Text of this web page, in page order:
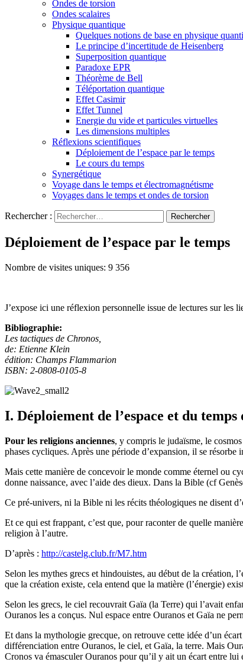
Ondes de torsion
Ondes scalaires
Physique quantique
Quelques notions de base en physique
Le principe d’incertitude de Heisenberg
Superposition quantique
Paradoxe EPR
Théorème de Bell
Téléportation quantique
Effet Casimir
Effet Tunnel
Energie du vide et particules virtuelles
Les dimensions multiples
Réflexions scientifiques
Déploiement de l’espace par le temps
Le cours du temps
Synergétique
Voyage dans le temps et électromagnétisme
Voyages dans le temps et ondes de torsion
Rechercher :
Déploiement de l’espace par le temps
Nombre de visites uniques: 9 356
J’expose ici une réflexion personnelle issue de lectures sur les
Bibliographie:
Les tactiques de Chronos,
de: Etienne Klein
édition: Champs Flammarion
ISBN: 2-0808-0105-8
I. Déploiement de l’espace et du
Pour les religions anciennes, y compris le judaïsme, le
phases cycliques. Après une période d’expansion, il se résorbe
Mais cette manière de concevoir le monde comme éternel ou
donne naissance, avec l’aide des dieux. Dans la Bible (cf
Ce pré-univers, ni la Bible ni les récits théologiques ne disent
Et ce qui est frappant, c’est que, pour raconter de quelle
religion à l’autre.
D’après : http://castelg.club.fr/M7.htm
Selon les mythes grecs et hindouistes, au début de la création,
que la création existe, cela entend que la matière (l’énergie)
Selon les grecs, le ciel recouvrait Gaïa (la Terre) qui l’avait
Ouranos les a conçus. Nul espace entre Ouranos et Gaïa ne
Et dans la mythologie grecque, on retrouve cette idée d’un
différenciation entre Ouranos, le ciel, et Gaïa, la terre. Mais
Cronos va émasculer Ouranos pour qu’il y ait un écart entre lui